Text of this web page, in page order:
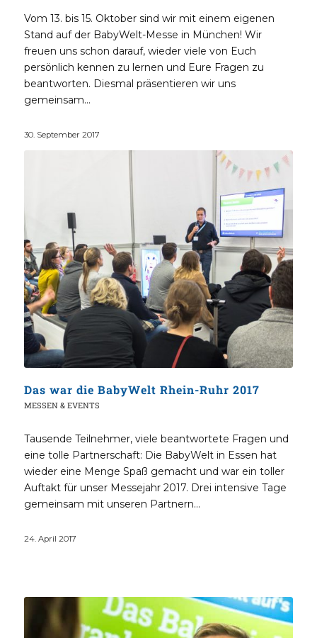
Vom 13. bis 15. Oktober sind wir mit einem eigenen
Stand auf der BabyWelt-Messe in München! Wir
freuen uns schon darauf, wieder viele von Euch
persönlich kennen zu lernen und Eure Fragen zu
beantworten. Diesmal präsentieren wir uns
gemeinsam…
30. September 2017
Das war die BabyWelt Rhein-Ruhr 2017
MESSEN & EVENTS
Tausende Teilnehmer, viele beantwortete Fragen und
eine tolle Partnerschaft: Die BabyWelt in Essen hat
wieder eine Menge Spaß gemacht und war ein toller
Auftakt für unser Messejahr 2017. Drei intensive Tage
gemeinsam mit unseren Partnern…
24. April 2017